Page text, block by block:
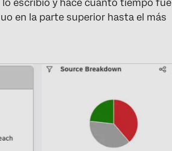
escribió y hace cuánto tiempo fue
en la parte superior hasta el más